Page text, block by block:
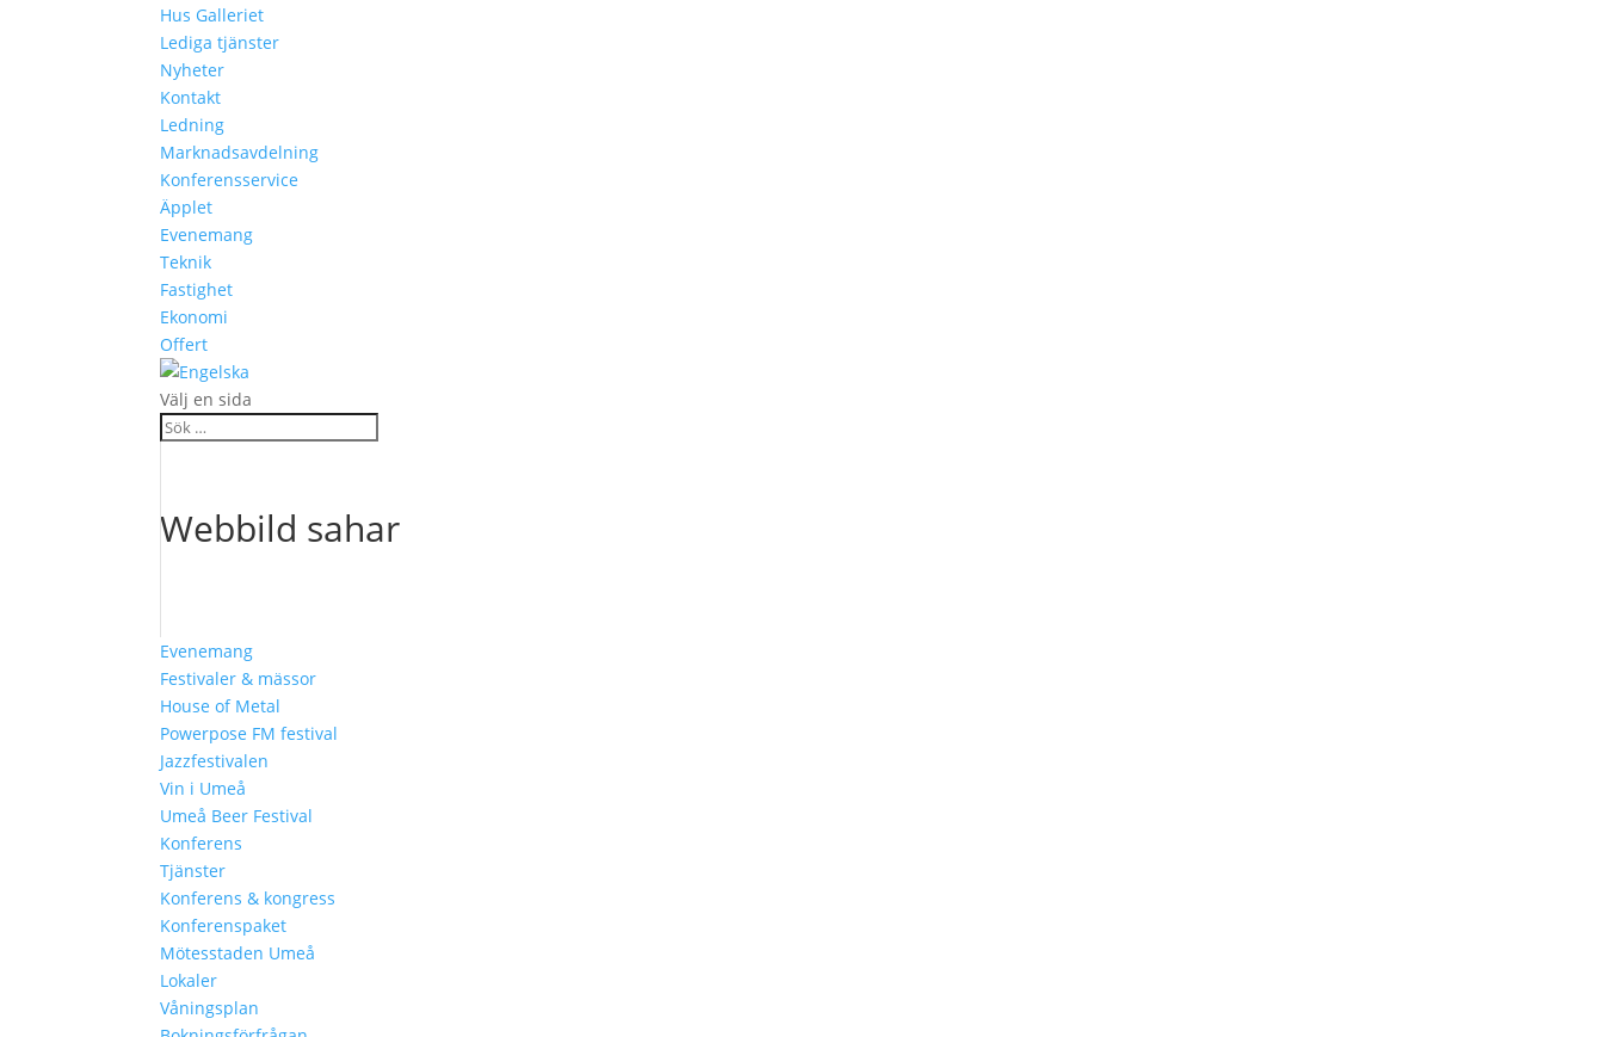
Hus Galleriet
Lediga tjänster
Nyheter
Kontakt
Ledning
Marknadsavdelning
Konferensservice
Äpplet
Evenemang
Teknik
Fastighet
Ekonomi
Offert
Välj en sida
Webbild sahar
Evenemang
Festivaler & mässor
House of Metal
Powerpose FM festival
Jazzfestivalen
Vin i Umeå
Umeå Beer Festival
Konferens
Tjänster
Konferens & kongress
Konferenspaket
Mötesstaden Umeå
Lokaler
Våningsplan